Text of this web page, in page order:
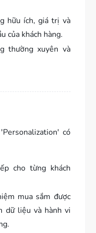
hữu ích, giá trị và
của khách hàng.
thường xuyên và
có
cho từng khách
mua sắm được
dữ liệu và hành vi